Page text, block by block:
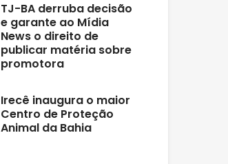
TJ-BA derruba decisão
e garante ao Mídia
News o direito de
publicar matéria sobre
promotora
Irecê inaugura o maior
Centro de Proteção
Animal da Bahia